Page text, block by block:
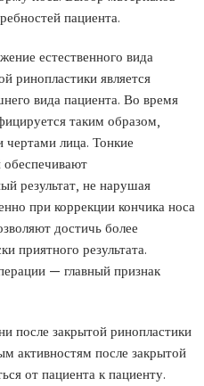
пациента.
естественного вида
ринопластики является
вида пациента. Во время
таким образом,
лица. Тонкие
обеспечивают
результат, не нарушая
при коррекции кончика носа
достичь более
приятного результата.
— главный признак
после закрытой ринопластики
активностям после закрытой
от пациента к пациенту.